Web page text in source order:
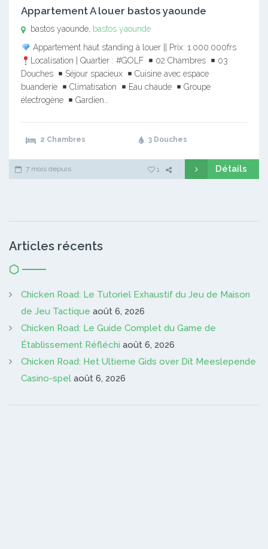
Appartement A louer bastos yaounde
bastos yaounde, bastos yaounde
Appartement haut standing à louer || Prix: 1.000.000frs
Localisation | Quartier : #GOLF
02 Chambres
03
Douches
Séjour spacieux
Cuisine avec espace
buanderie
Climatisation Eau chaude
Groupe
électrogène
Gardien…
2 Chambres 3 Douches
7 mois depuis 1 Détails
Articles récents
Chicken Road: Le Tutoriel Exhaustif du Jeu de Maison
de Jeu Tactique août 6, 2026
Chicken Road: Le Guide Complet du Game de
Établissement Réfléchi août 6, 2026
Chicken Road: Het Ultieme Gids over Dit Meeslepende
Casino-spel août 6, 2026